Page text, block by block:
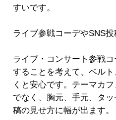
すいです。
ライブ参戦コーデやSNS
ライブ・コンサート参戦
することを考えて、ベル
くと安心です。テーマカ
でなく、胸元、手元、タ
稿の見せ方に幅が出ます。